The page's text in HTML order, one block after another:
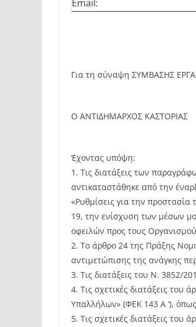
Εmail:
Για τη σύναψη ΣΥΜΒΑΣΗΣ
Ο ΑΝΤΙΔΗΜΑΡΧΟΣ ΚΑΣΤΟΡΙΑΣ
Έχοντας υπόψη:
1. Τις διατάξεις των
αντικαταστάθηκε από την
«Ρυθμίσεις για την προστασία
19, την ενίσχυση των μέσων
οφειλών προς τους
2. Το άρθρο 24 της Πράξης
αντιμετώπισης της ανάγκης
3. Τις διατάξεις του Ν. 3852/
4. Τις σχετικές διατάξεις
Υπαλλήλων» (ΦΕΚ 143 Α ‘),
5. Τις σχετικές διατάξεις